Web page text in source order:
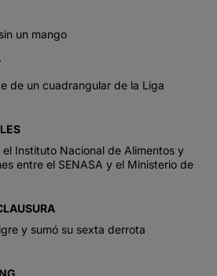
un mango
de un cuadrangular de la Liga
el Instituto Nacional de Alimentos y
entre el SENASA y el Ministerio de
y sumó su sexta derrota